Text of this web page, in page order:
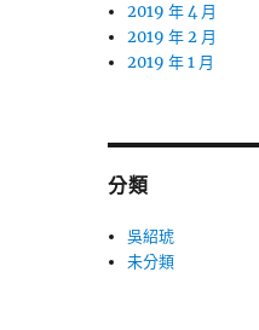
2019 年 4 月
2019 年 2 月
2019 年 1 月
分類
吳紹琥
未分類